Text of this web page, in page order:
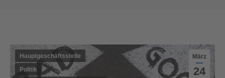
März
24
Hauptgeschäftsstelle
Politik